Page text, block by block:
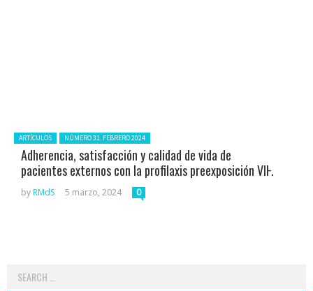
Posted in:
ARTÍCULOS NÚMERO 31. FEBRERO 2024
Adherencia, satisfacción y calidad de vida de
pacientes externos con la profilaxis preexposición VIH
by RMdS 5 marzo, 2024 0
Search
for: